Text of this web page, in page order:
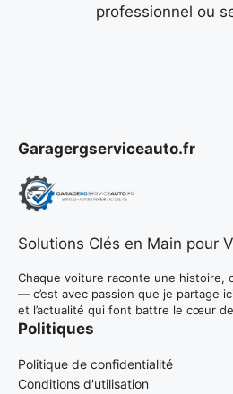
professionnel ou
Garagergserviceauto.fr
Solutions Clés en Main pour
Chaque voiture raconte une histoire,
— c’est avec passion que je partage
et l’actualité qui font battre le cœur
Politiques
Politique de confidentialité
Conditions d'utilisation